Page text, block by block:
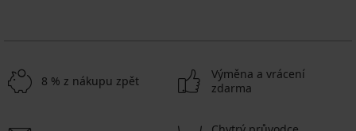
8 % z nákupu zpět
Výměna a vrácení
zdarma